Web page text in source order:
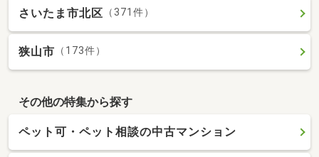
さいたま市北区 （371件）
狭山市 （173件）
その他の特集から探す
ペット可・ペット相談の中古マンション